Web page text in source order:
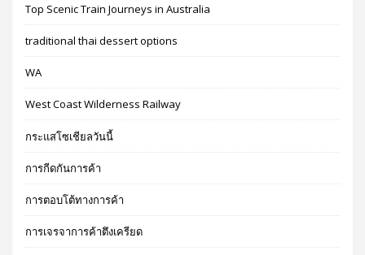
Top Scenic Train Journeys in Australia
traditional thai dessert options
WA
West Coast Wilderness Railway
กระแสโซเชียลวันนี้
การกีดกันการค้า
การตอบโต้ทางการค้า
การเจรจาการค้าตึงเครียด